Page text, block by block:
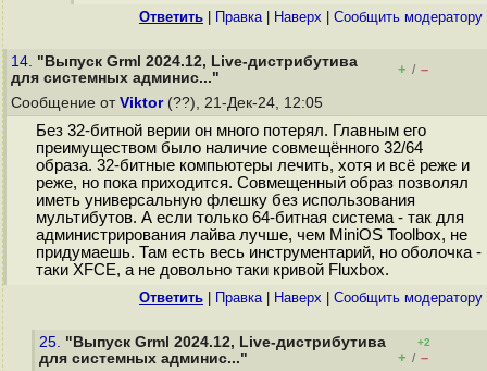
Ответить Правка| Наверх Cообщить модератору
14. "Выпуск Grml 2024.12, Live-дистрибутива
для системных админис..."
+ / –
Сообщение от Viktor(??), 21-Дек-24, 12:05
Без 32-битной верии он много потерял. Главным его
преимуществом было наличие совмещённого 32/64
образа. 32-битные компьютеры лечить, хотя и всё реже и
реже, но пока приходится. Совмещенный образ позволял
иметь универсальную флешку без использования
мультибутов. А если только 64-битная система - так для
администрирования лайва лучше, чем MiniOS Toolbox, не
придумаешь. Там есть весь инструментарий, но оболочка -
таки XFCE, а не довольно таки кривой Fluxbox.
Ответить Правка| Наверх Cообщить модератору
25. "Выпуск Grml 2024.12, Live-дистрибутива
для системных админис..."
+2
+ / –